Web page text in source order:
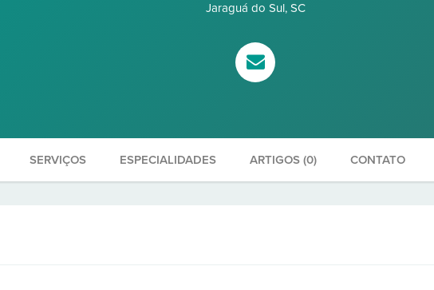
Jaraguá do Sul, SC
SERVIÇOS ESPECIALIDADES ARTIGOS (0) CONTATO